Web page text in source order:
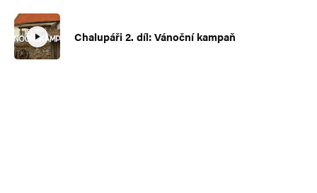
Chalupáři 2. díl: Vánoční kampaň